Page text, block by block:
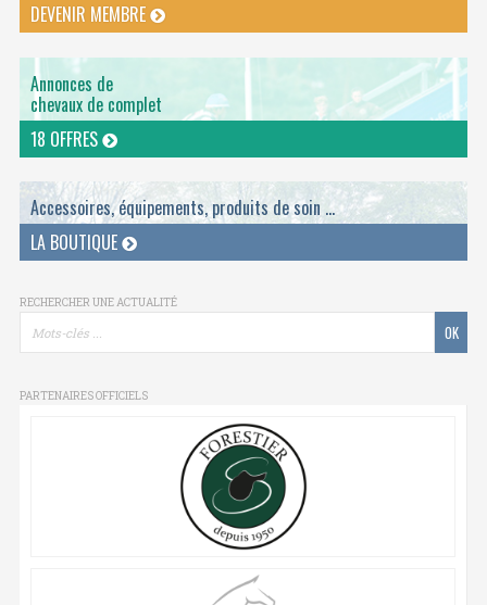
DEVENIR MEMBRE
Annonces de
chevaux de complet
18 OFFRES
Accessoires, équipements, produits de soin ...
LA BOUTIQUE
RECHERCHER UNE ACTUALITÉ
PARTENAIRES OFFICIELS